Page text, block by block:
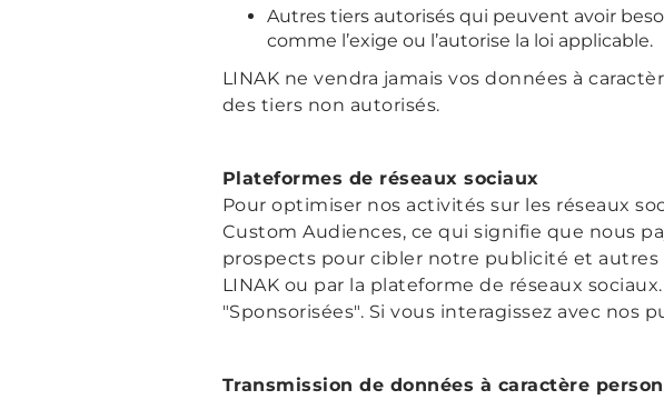
Autres tiers autorisés qui peuvent avoir
comme l’exige ou l’autorise la loi applicable.
LINAK ne vendra jamais vos données à
des tiers non autorisés.
Plateformes de réseaux sociaux
Pour optimiser nos activités sur les réseaux
Custom Audiences, ce qui signifie que nous
prospects pour cibler notre publicité et
LINAK ou par la plateforme de réseaux
"Sponsorisées". Si vous interagissez avec nos
Transmission de données à caractère